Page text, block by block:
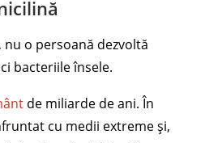
o persoană dezvoltă
bacteriile însele.
de miliarde de ani. În
cu medii extreme și,